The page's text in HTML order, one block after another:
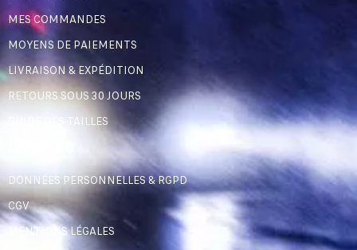
MES COMMANDES
MOYENS DE PAIEMENTS
LIVRAISON & EXPÉDITION
RETOURS SOUS 30 JOURS
GUIDE DES TAILLES
DONNÉES PERSONNELLES & RGPD
CGV
MENTIONS LÉGALES